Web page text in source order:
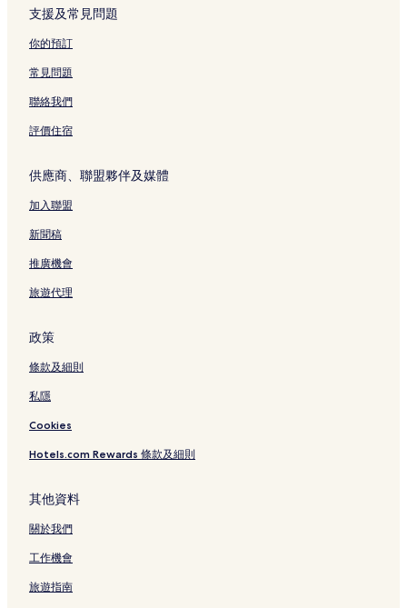
港鐵青衣站附近的酒店
青衣酒店
葵涌酒店
青衣城附近的酒店
千色百貨附近的酒店
荃灣廣場附近的酒店
賽馬會德華公園附近的酒店
荃灣站附近的酒店
葵青 劇院附近的酒店
港鐵葵芳站附近的酒店
葵青酒店
支援及常見問題
你的預訂
常見問題
聯絡我們
評價住宿
供應商、聯盟夥伴及媒體
加入聯盟
新聞稿
推廣機會
旅遊代理
政策
條款及細則
私隱
Cookies
Hotels.com Rewards 條款及細則
其他資料
關於我們
工作機會
旅遊指南